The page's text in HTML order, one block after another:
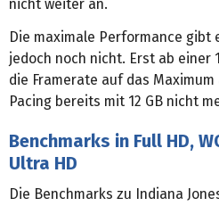
nicht weiter an.
Die maximale Performance gibt
jedoch noch nicht. Erst ab einer
die Framerate auf das Maximum
Pacing bereits mit 12 GB nicht
Benchmarks in Full HD,
Ultra HD
Die Benchmarks zu Indiana